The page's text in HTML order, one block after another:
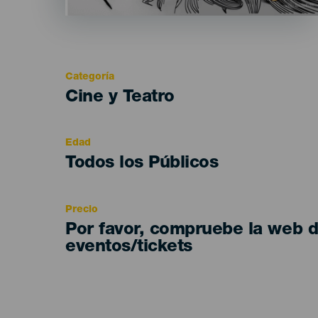
Categoría
Categoría
Cine y Teatro
Edad
Edad
Todos los Públicos
Precio
Por favor, compruebe la web
eventos/tickets